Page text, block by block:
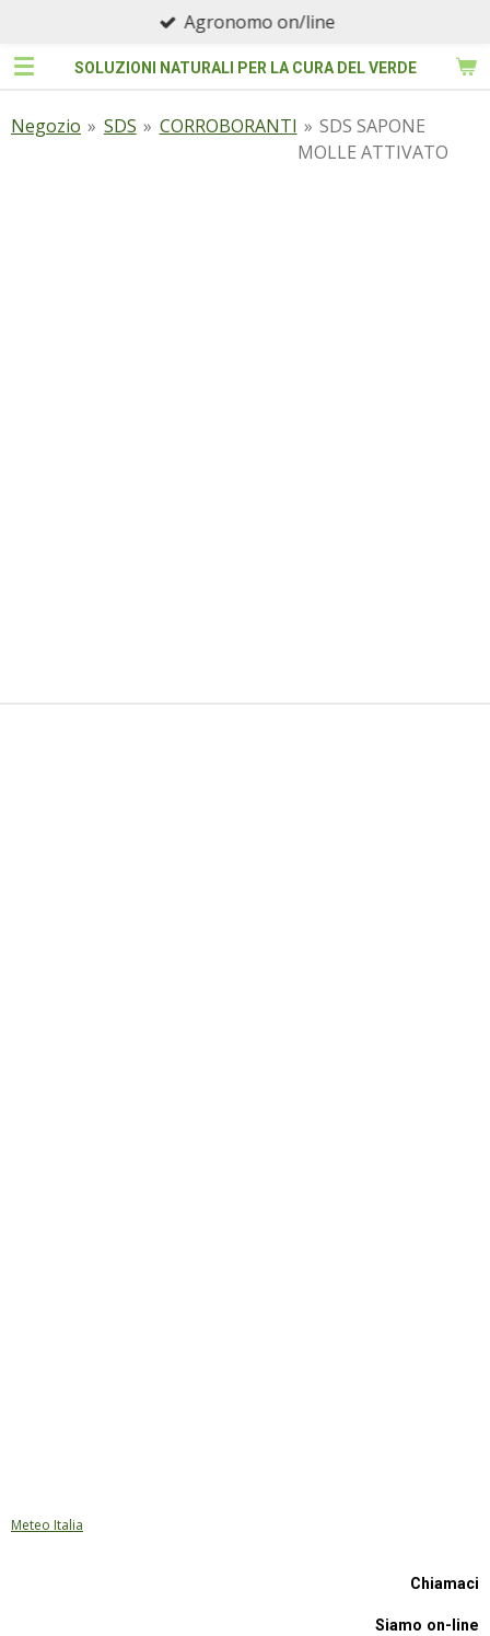
contenutoSOLUZIONI NATURALI PER LA CURA DEL VERDE
Agronomo on/line
Negozio » SDS » CORROBORANTI » SDS SAPONE
MOLLE ATTIVATO
Meteo Italia
Chiamaci
Siamo on-line